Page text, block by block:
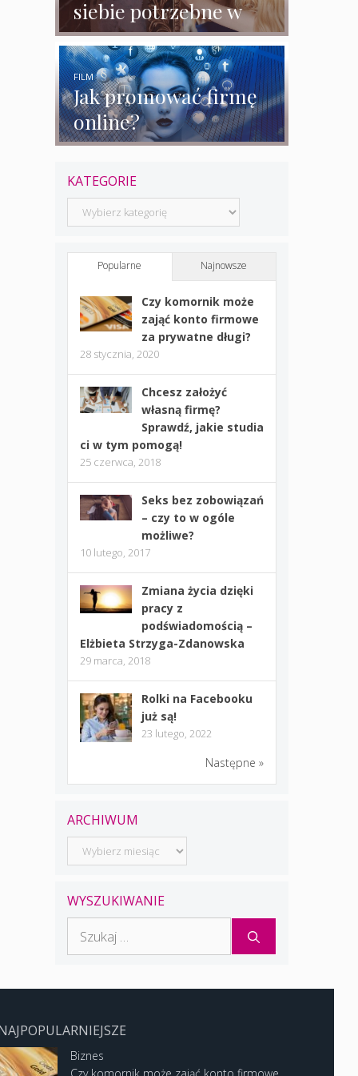
siebie potrzebne w
biznesie?
Jak promować firmę
online?
FILM
KATEGORIE
Kategorie
Popularne Najnowsze
Czy komornik może
zająć konto firmowe
za prywatne długi?
28 stycznia, 2020
Chcesz założyć
własną firmę?
Sprawdź, jakie studia
ci w tym pomogą!
25 czerwca, 2018
Seks bez zobowiązań
– czy to w ogóle
możliwe?
10 lutego, 2017
Zmiana życia dzięki
pracy z
podświadomością –
Elżbieta Strzyga-Zdanowska
29 marca, 2018
Rolki na Facebooku
już są!
23 lutego, 2022
Następne »
ARCHIWUM
Archiwum
WYSZUKIWANIE
Biznes